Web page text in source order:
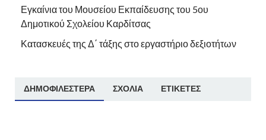
Εγκαίνια του Μουσείου Εκπαίδευσης του 5ου
Δημοτικού Σχολείου Καρδίτσας
Κατασκευές της Δ΄ τάξης στο εργαστήριο δεξιοτήτων
ΔΗΜΟΦΙΛΈΣΤΕΡΑ ΣΧΌΛΙΑ ΕΤΙΚΈΤΕΣ